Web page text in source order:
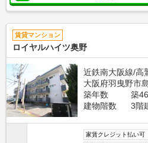
賃貸マンション
ロイヤルハイツ奥野
近鉄南大阪線/高
大阪府羽曳野市
築年数
築
建物階数
3階
家賃クレジット払い可